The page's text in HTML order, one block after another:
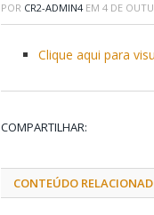
POR CR2-ADMIN4 EM 4 DE
Clique aqui para
COMPARTILHAR:
CONTEÚDO